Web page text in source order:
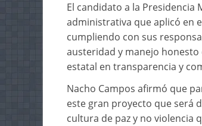
El candidato a la Presidencia
administrativa que aplicó en
cumpliendo con sus
austeridad y manejo
estatal en transparencia y
Nacho Campos afirmó que
este gran proyecto que será
cultura de paz y no violencia